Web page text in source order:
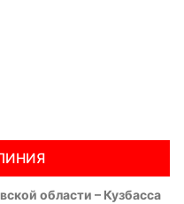
области – Кузбасса